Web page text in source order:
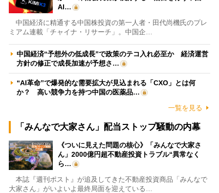
AI…
中国経済に精通する中国株投資の第一人者・田代尚機氏のプレ
ミアム連載「チャイナ・リサーチ」。中国企…
中国経済“予想外の低成長”で政策のテコ入れ必至か 経済運営
方針の修正で成長加速が予想さ…
“AI革命”で爆発的な需要拡大が見込まれる「CXO」とは何
か？ 高い競争力を持つ中国の医薬品…
一覧を見る
「みんなで大家さん」配当ストップ騒動の内幕
《ついに見えた問題の核心》「みんなで大家さ
ん」2000億円超不動産投資トラブル“異常なく
ら…
本誌『週刊ポスト』が追及してきた不動産投資商品「みんなで
大家さん」がいよいよ最終局面を迎えている…